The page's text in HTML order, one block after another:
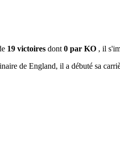
19 victoires dont 0 par KO , il
de England, il a débuté sa